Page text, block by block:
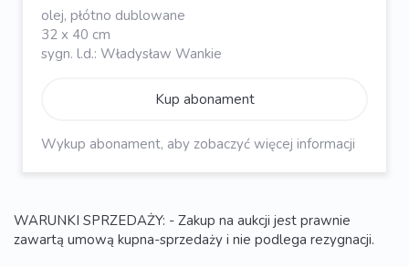
olej, płótno dublowane
32 x 40 cm
sygn. l.d.: Władysław Wankie
Kup abonament
Wykup abonament, aby zobaczyć więcej informacji
WARUNKI SPRZEDAŻY: - Zakup na aukcji jest prawnie
zawartą umową kupna-sprzedaży i nie podlega rezygnacji.